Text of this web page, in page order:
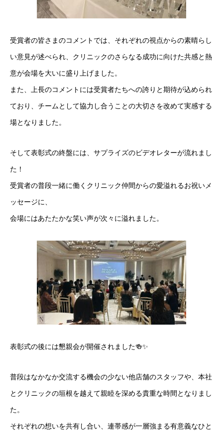
Job Category
受賞者の皆さまのコメントでは、それぞれの視点からの素晴らし
い意見が述べられ、 クリニックのさらなる成功に向けた共感と熱
意が会場を大いに盛り上げました。
また、上長のコメントには受賞者たちへの誇りと期待が込められ
ており、チームとして協力し合うことの大切さを改めて実感する
場となりました。
そして表彰式の終盤には、サプライズのビデオレターが流れまし
た ！
受賞者の普段一緒に働くクリニック仲間からの愛溢れるお祝いメ
ッセージに、
会場にはあたたかな笑い声が次々に溢れました。
表彰式の後には懇親会が開催されました🍻✨
普段はなかなか交流する機会の少ない他店舗のスタッフや、本社
とクリニックの垣根を越えて親睦を深める貴重な時間となりまし
た。
それぞれの想いを共有し合い、連帯感が一層強まる有意義なひと